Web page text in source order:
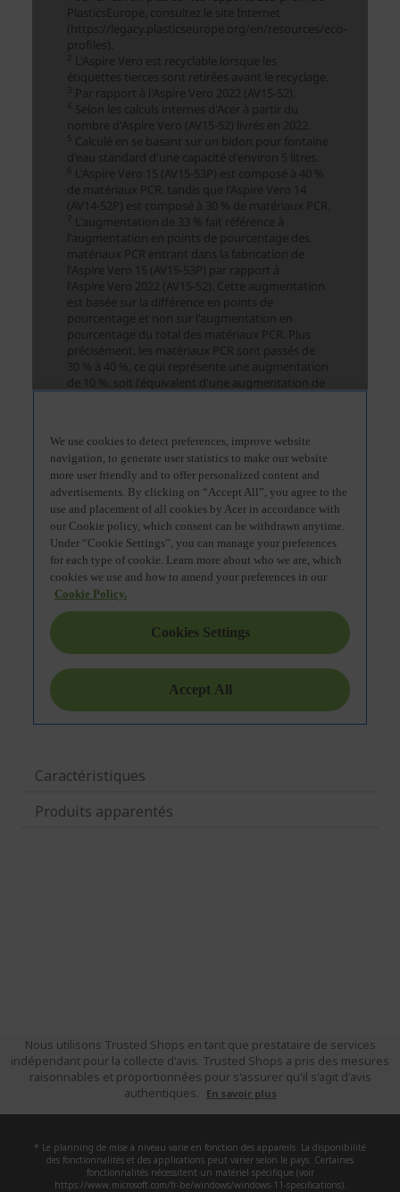
Caractéristiques
Produits apparentés
Nous utilisons Trusted Shops en tant que prestataire de services
indépendant pour la collecte d'avis. Trusted Shops a pris des mesures
raisonnables et proportionnées pour s'assurer qu'il s'agit d'avis
authentiques.
En savoir plus
* Le planning de mise à niveau varie en fonction des appareils. La disponibilité
des fonctionnalités et des applications peut varier selon le pays. Certaines
fonctionnalités nécessitent un matériel spécifique (voir
https://www.microsoft.com/fr-be/windows/windows-11-specifications).